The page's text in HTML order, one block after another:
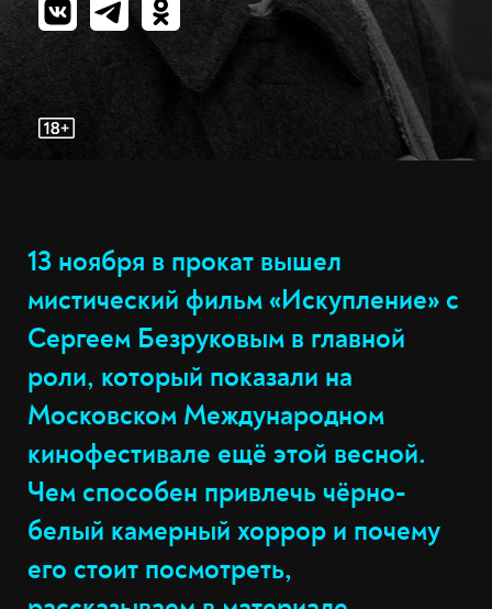
13 ноября в прокат вышел
мистический фильм «Искупление» с
Сергеем Безруковым в главной
роли, который показали на
Московском Международном
кинофестивале ещё этой весной.
Чем способен привлечь чёрно-
белый камерный хоррор и почему
его стоит посмотреть,